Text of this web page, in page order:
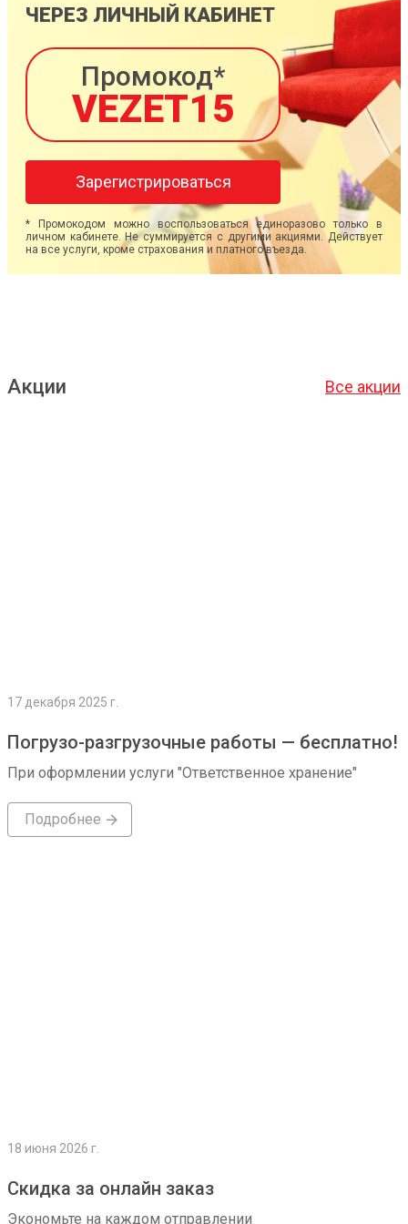
ЧЕРЕЗ ЛИЧНЫЙ КАБИНЕТ
Промокод*
VEZET15
Зарегистрироваться
* Промокодом можно воспользоваться единоразово только в
личном кабинете. Не суммируется с другими акциями. Действует
на все услуги, кроме страхования и платного въезда.
Акции Все акции
17 декабря 2025 г.
Погрузо-разгрузочные работы — бесплатно!
При оформлении услуги "Ответственное хранение"
Подробнее
18 июня 2026 г.
Скидка за онлайн заказ
Экономьте на каждом отправлении